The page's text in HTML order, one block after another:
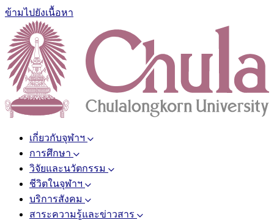
ข้ามไปยังเนื้อหา
เกี่ยวกับจุฬาฯ
การศึกษา
วิจัยและนวัตกรรม
ชีวิตในจุฬาฯ
บริการสังคม
สาระความรู้และข่าวสาร